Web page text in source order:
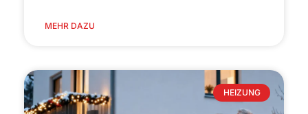
MEHR DAZU
HEIZUNG